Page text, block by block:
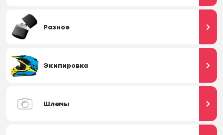
Разное
Экипировка
Шлемы